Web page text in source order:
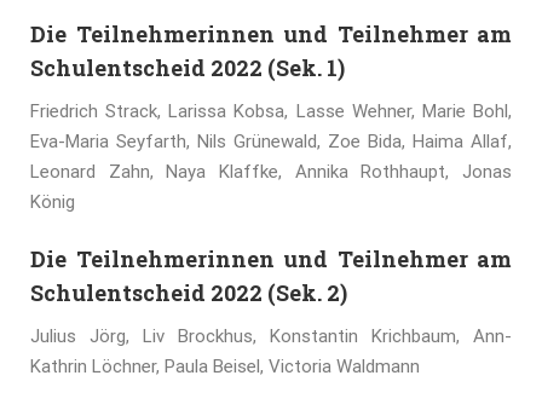
Die Teilnehmerinnen und Teilnehmer am
Schulentscheid 2022 (Sek. 1)
Friedrich Strack, Larissa Kobsa, Lasse Wehner, Marie Bohl,
Eva-Maria Seyfarth, Nils Grünewald, Zoe Bida, Haima Allaf,
Leonard Zahn, Naya Klaffke, Annika Rothhaupt, Jonas
König
Die Teilnehmerinnen und Teilnehmer am
Schulentscheid 2022 (Sek. 2)
Julius Jörg, Liv Brockhus, Konstantin Krichbaum, Ann-
Kathrin Löchner, Paula Beisel, Victoria Waldmann